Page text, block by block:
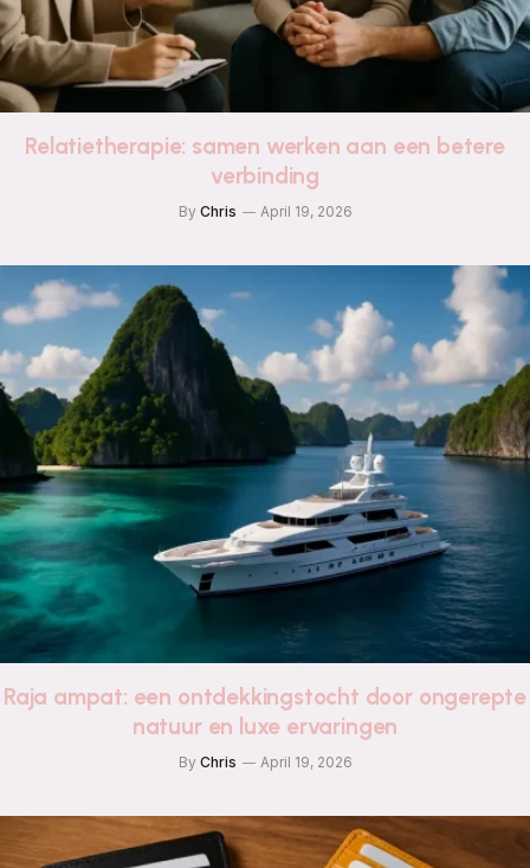
Relatietherapie: samen werken aan een betere
verbinding
By Chris April 19, 2026
Raja ampat: een ontdekkingstocht door ongerepte
natuur en luxe ervaringen
By Chris April 19, 2026